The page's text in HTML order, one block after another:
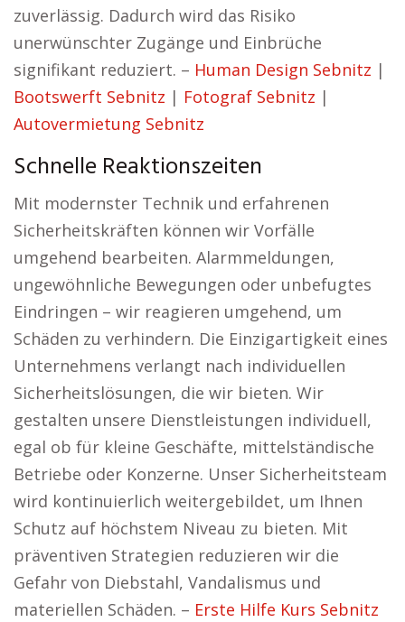
zuverlässig. Dadurch wird das Risiko
unerwünschter Zugänge und Einbrüche
signifikant reduziert. – Human Design Sebnitz |
Bootswerft Sebnitz | Fotograf Sebnitz |
Autovermietung Sebnitz
Schnelle Reaktionszeiten
Mit modernster Technik und erfahrenen
Sicherheitskräften können wir Vorfälle
umgehend bearbeiten. Alarmmeldungen,
ungewöhnliche Bewegungen oder unbefugtes
Eindringen – wir reagieren umgehend, um
Schäden zu verhindern. Die Einzigartigkeit eines
Unternehmens verlangt nach individuellen
Sicherheitslösungen, die wir bieten. Wir
gestalten unsere Dienstleistungen individuell,
egal ob für kleine Geschäfte, mittelständische
Betriebe oder Konzerne. Unser Sicherheitsteam
wird kontinuierlich weitergebildet, um Ihnen
Schutz auf höchstem Niveau zu bieten. Mit
präventiven Strategien reduzieren wir die
Gefahr von Diebstahl, Vandalismus und
materiellen Schäden. – Erste Hilfe Kurs Sebnitz